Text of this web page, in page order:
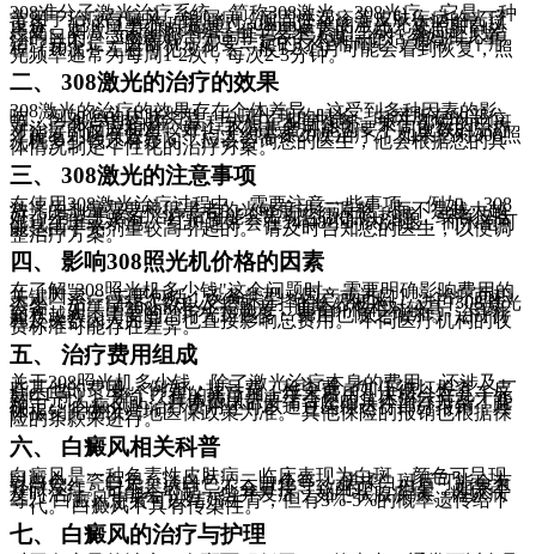
308准分子激光治疗系统，简称308激光，308光疗，它是一种
常用于治疗白癜风、银屑病、顽固性湿疹等皮肤疾病的光疗
设备。 它的工作原理是通过308nm波长的激光光束照射白斑
患处，刺激黑素细胞增殖，促进黑色素的生成，从而达到治
疗的目的。 308激光治疗适用于各类人群，包括孕妇和儿童。
治疗并不是一蹴而就，需要一定的疗程和耐心，通常一个疗
程（10次）左右可见变化，一般1-3个月可能会看到恢复，照
光频率通常为每周1-2次，每次2-3分钟。
二、 308激光的治疗的效果
308激光的治疗的效果存在个体差异，这受到多种因素的影
响，例如您的皮肤类型、白斑出现的时长、白斑所在的部位
等。 一般早期白斑（病程较短）和面颈部、躯干部位的白斑
对治疗的反应相对较好。 不同患者可能需要不同次数的治疗
才能看到明有效果，平均大约需要20次治疗。 如果您对308照
光机多少钱还有疑问，应该咨询您的医生，他会根据您的具
体情况制定个性化的治疗方案。
三、 308激光的注意事项
在使用308激光治疗过程中，需要注意一些事项。 例如，308
激光的剂量需要根据患者的光敏度进行调整，而不是越大越
好。 有些患者在治疗后可能会出现轻微的灼热感，或者皮肤
出现红斑或水泡。 红斑通常会在24-48小时内消退，而水泡可
能是由于光剂量较高引起的。 请及时告知您的医生，以便调
整治疗方案。
四、 影响308照光机价格的因素
在了解"308照光机多少钱"这个问题时，需要明确影响费用的
关键因素。 主要包括：设备类型（国产或进口）、治疗面积
大小、治疗疗程次数以及您所选择的医疗机构。 进口308激光
设备，如美国308nm准分子激光，通常价格相对较高。 白斑
面积越大，需要的治疗光斑越多，费用也随之增加。 治疗疗
程及次数因人而异，也直接影响总费用。 不同医疗机构的收
费标准可能存在差异。
五、 治疗费用组成
关于308照光机多少钱，除了激光治疗本身的费用，还涉及一
些其他的费用。 例如，挂号费、检查费（如伍德灯检查、皮
肤CT等）。整个疗程的光疗加上手术费用，大概会在几千元
到千元以上之间。 具体费用需要结合您的具体治疗方案才能
确定。 白癜风的治疗费用还可以通过医保进行部分报销，具
体报销比例以当地医保政策为准。 其他保险的报销也根据保
险的条款来进行。
六、 白癜风相关科普
白癜风是一种色素性皮肤病，临床表现为白斑，颜色可呈现
乳白色、瓷白色、淡白色、云白色等。 搓揉白斑后可能会有
轻微发红。它不是癌症，不会直接导致死亡。 但是，如果不
及时治疗，可能会引起一些并发症，如甲状腺疾病、糖尿病
等。 白癜风患者可以结婚生育，但有3%-5%的概率遗传给下
一代。 白癜风不具有传染性。
七、 白癜风的治疗与护理